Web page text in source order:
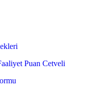
Puan Cetveli